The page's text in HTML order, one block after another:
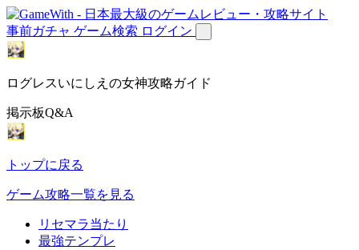
事前ガチャ ゲーム検索 ログイン
ログレスいにしえの女神攻略ガイド
掲示板Q&A
トップに戻る
ゲーム攻略一覧を見る
リセマラ当たり
最強テンプレ